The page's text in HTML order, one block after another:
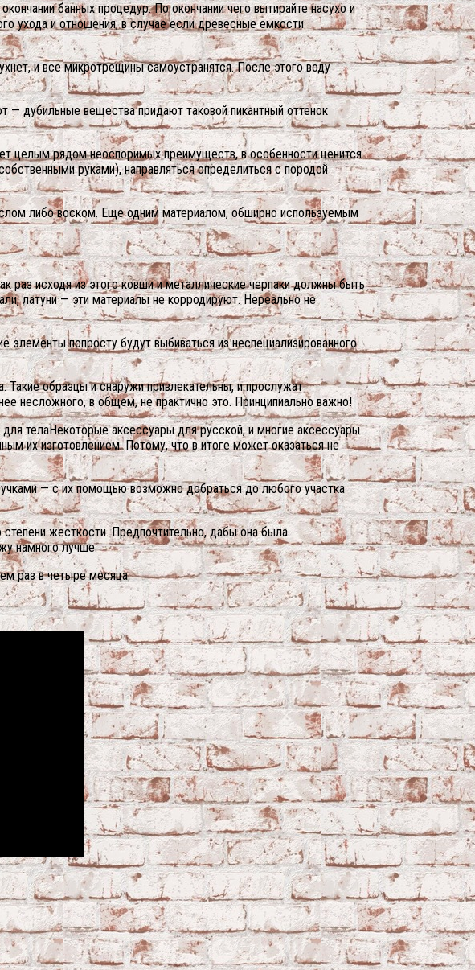
банных процедур. По окончании чего вытирайте насухо и
ухода и отношения; в случае если древесные емкости
и все микротрещины самоустранятся. После этого воду
— дубильные вещества придают таковой пикантный оттенок
целым рядом неоспоримых преимуществ, в особенности ценится
руками), направляться определиться с породой
либо воском. Еще одним материалом, обширно используемым
раз исходя из этого ковши и металлические черпаки должны быть
латуни — эти материалы не корродируют. Нереально не
элементы попросту будут выбиваться из неспециализированного
образцы и снаружи привлекательны, и прослужат
несложного, в общем, не практично это. Принципиально важно!
телаНекоторые аксессуары для русской, и многие аксессуары
их изготовлением. Потому, что в итоге может оказаться не
— с их помощью возможно добраться до любого участка
жесткости. Предпочтительно, дабы она была
намного лучше.
раз в четыре месяца.